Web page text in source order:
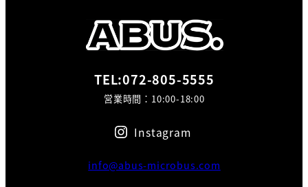
TEL:072-805-5555
営業時間：10:00-18:00
Instagram
info@abus-microbus.com